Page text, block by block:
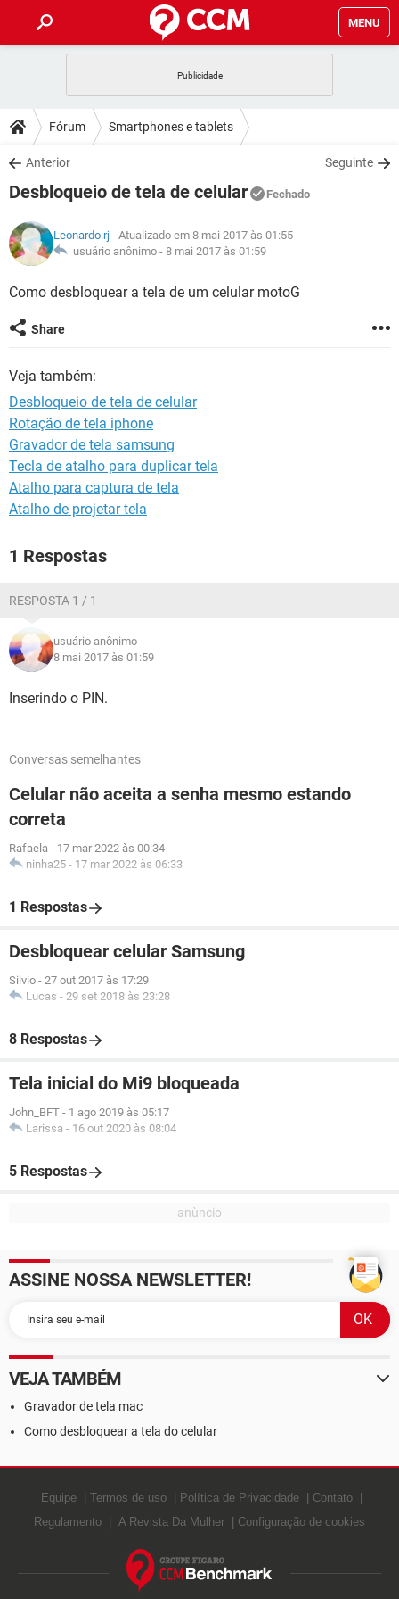
MENU
CELULAR FACEBOOK
OUTLOOK
INSTAGRAM GMAIL
GUIA DE COMPRAS
DICAS
JOGOS WHATSAPP
INSTAGRAM GMAIL
GUIA DE COMPRAS
DOWNLOADS
JOGOS WHATSAPP
CELULAR
OUTLOOK EXCEL
INSTAGRAM GMAIL
JOGOS WHATSAPP
CELULAR
OUTLOOK EXCEL
INSTAGRAM
GLOSSÁRIO
WHATSAPP
INSTAGRAM
GUIA DE COMPRAS
Fórum Smartphones e tablets
Anterior Seguinte
Desbloqueio de tela de celular Fechado
Leonardo.rj - Atualizado em 8 mai 2017 às 01:55
usuário anônimo - 8 mai 2017 às 01:59
Como desbloquear a tela de um celular motoG
Share
Veja também:
Desbloqueio de tela de celular
Rotação de tela iphone
Gravador de tela samsung
Tecla de atalho para duplicar tela
Atalho para captura de tela
Atalho de projetar tela
1 Respostas
RESPOSTA 1 / 1
usuário anônimo
8 mai 2017 às 01:59
Inserindo o PIN.
Conversas semelhantes
Celular não aceita a senha mesmo estando
correta
Rafaela - 17 mar 2022 às 00:34
ninha25 - 17 mar 2022 às 06:33
1 Respostas
Desbloquear celular Samsung
Silvio - 27 out 2017 às 17:29
Lucas - 29 set 2018 às 23:28
8 Respostas
Tela inicial do Mi9 bloqueada
John_BFT - 1 ago 2019 às 05:17
Larissa - 16 out 2020 às 08:04
5 Respostas
ASSINE NOSSA NEWSLETTER!
VEJA TAMBÉM
Gravador de tela mac
Como desbloquear a tela do celular
Equipe Termos de uso Política de Privacidade
Contato
Regulamento
A Revista Da Mulher Configuração de cookies